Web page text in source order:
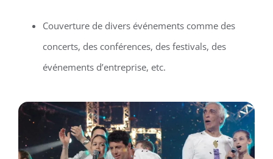
Couverture de divers événements comme des
concerts, des conférences, des festivals, des
événements d’entreprise, etc.